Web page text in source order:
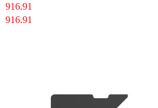
916.91
916.91